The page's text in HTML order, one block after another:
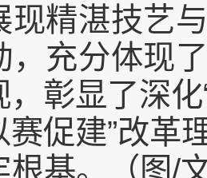
现精湛技艺
，充分体现
，彰显了深
赛促建”改革
根基。（图/